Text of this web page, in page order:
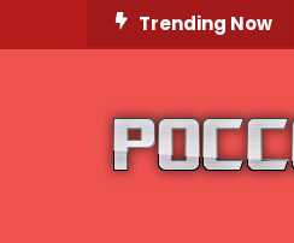
To
Trending Now